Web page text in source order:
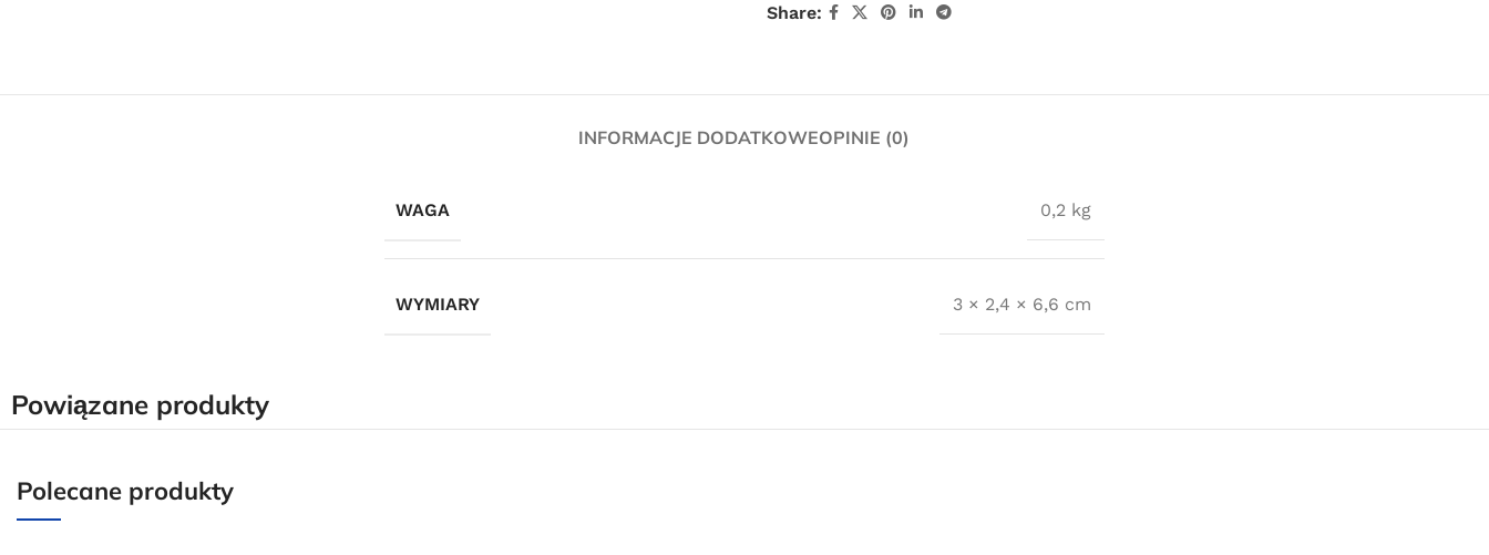
Share:
INFORMACJE DODATKOWEOPINIE (0)
WAGA 0,2 kg
WYMIARY 3 × 2,4 × 6,6 cm
Powiązane produkty
Polecane produkty
dla wszystkich zamówień złożonych w